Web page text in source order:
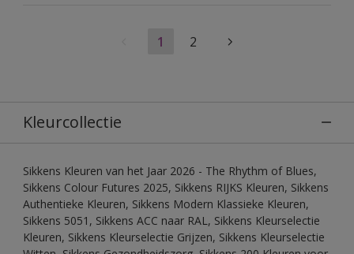
1 2
Kleurcollectie
Sikkens Kleuren van het Jaar 2026 - The Rhythm of Blues,
Sikkens Colour Futures 2025, Sikkens RIJKS Kleuren, Sikkens
Authentieke Kleuren, Sikkens Modern Klassieke Kleuren,
Sikkens 5051, Sikkens ACC naar RAL, Sikkens Kleurselectie
Kleuren, Sikkens Kleurselectie Grijzen, Sikkens Kleurselectie